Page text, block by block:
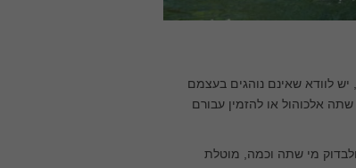
לוודא שאינם נוהגים בעצמם
אלכוהול או להזמין עבורם
מי שתה וכמה, מוטלת